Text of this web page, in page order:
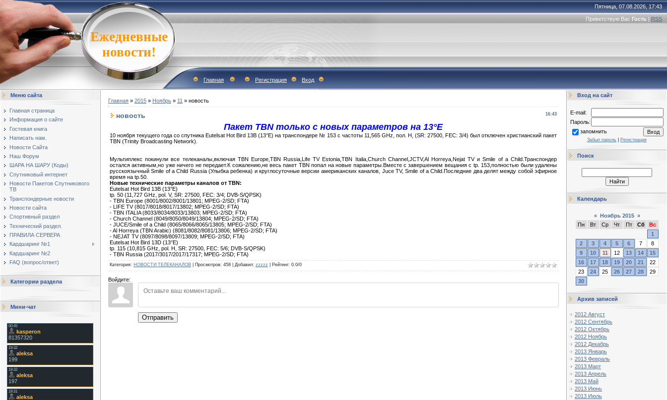
Ежедневные
новости!
Пятница, 07.08.2026, 17:43
Приветствую Вас Гость | RSS
Главная Регистрация Вход
Меню сайта
Главная страница
Информация о сайте
Гостевая книга
Написать нам.
Новости Сайта
Наш Форум
ШАРА НА ШАРУ (Коды)
Спутниковый интернет
Новости Пакетов Спутникового
ТВ
Транспондерные новости
Новости сайта
Спортивный раздел
Технический раздел.
ПРАВИЛА СЕРВЕРА
Кардшаринг №1
Кардшаринг №2
FAQ (вопрос/ответ)
Категории раздела
Мини-чат
Главная » 2015 » Ноябрь » 11 » новость
16:43
новость
Пакет TBN только с новых параметров на 13°E
10 ноября текущего года со спутника Eutelsat Hot Bird 13B (13°E) на транспондере № 153 с частоты 11,565 GHz, пол. H, (SR: 27500, FEC: 3/4) был отключен христианский пакет
TBN (Trinity Broadcasting Network).
Мультиплекс покинули все телеканалы,включая TBN Europe,TBN Russia,Life TV Estonia,TBN Italia,Church Channel,JCTV,Al Horreya,Nejat TV и Smile of a Child.Транспондер
остался активным,но уже ничего не передает.К сожалению,не весь пакет TBN попал на новые параметры.Вместе с завершением вещания с tp. 153,полностью были удалены
русскоязычный Smile of a Child Russia (Улыбка ребенка) и круглосуточные версии американских каналов, Juce TV, Smile of a Child.Последние два делят между собой эфирное
время на tp.50.
Новые технические параметры каналов от TBN:
Eutelsat Hot Bird 13B (13°E)
tp. 50 (11,727 GHz, pol. V, SR: 27500, FEC: 3/4; DVB-S/QPSK)
- TBN Europe (8001/8002/8001/13801; MPEG-2/SD; FTA)
- LIFE TV (8017/8018/8017/13802; MPEG-2/SD; FTA)
- TBN ITALIA (8033/8034/8033/13803; MPEG-2/SD; FTA)
- Church Channel (8049/8050/8049/13804; MPEG-2/SD; FTA)
- JUCE/Smile of a Child (8065/8066/8065/13805; MPEG-2/SD; FTA)
- Al Horreya (TBN Arabic) (8081/8082/8081/13806; MPEG-2/SD; FTA)
- NEJAT TV (8097/8098/8097/13809; MPEG-2/SD; FTA)
Eutelsat Hot Bird 13D (13°E)
tp. 115 (10,815 GHz, pol. H, SR: 27500, FEC: 5/6; DVB-S/QPSK)
- TBN Russia (2017/3017/2017/17317; MPEG-2/SD; FTA)
Категория: НОВОСТИ ТЕЛЕКАНАЛОВ Просмотров: 458 Добавил: zzzzz Рейтинг: 0.0/0
Войдите:
Отправить
Вход на сайт
E-mail:
Пароль:
запомнить
Забыл пароль Регистрация
Поиск
Календарь
« Ноябрь 2015 »
Пн
Вт Ср Чт Пт Сб
Вс
1
2
3 4 5 6 7
8
9
10 11 12 13 14
15
16
17 18 19 20 21
22
23
24 25 26 27 28
29
30
Архив записей
2012 Август
2012 Сентябрь
2012 Октябрь
2012 Ноябрь
2012 Декабрь
2013 Январь
2013 Февраль
2013 Март
2013 Апрель
2013 Май
2013 Июнь
2013 Июль